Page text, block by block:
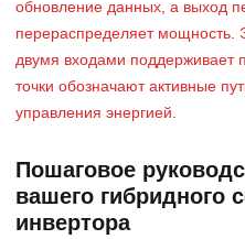
обновление данных, а выход
перераспределяет мощность.
двумя входами поддерживает
точки обозначают активные
управления энергией.
Пошаговое
вашего гибридного
инвертора